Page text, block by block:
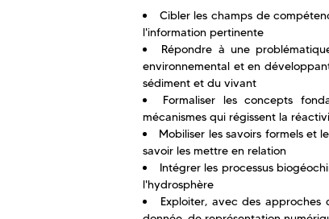
Cibler les champs de
l'information pertinente
Répondre à une
environnemental et en
sédiment et du vivant
Formaliser les concepts
mécanismes qui régissent la
Mobiliser les savoirs formels et
savoir les mettre en relation
Intégrer les processus
l'hydrosphère
Exploiter, avec des